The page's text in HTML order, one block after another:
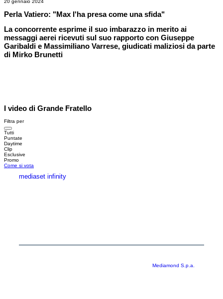
20 gennaio 2024
Perla Vatiero: "Max l'ha presa come una sfida"
La concorrente esprime il suo imbarazzo in merito ai
messaggi aerei ricevuti sul suo rapporto con Giuseppe
Garibaldi e Massimiliano Varrese, giudicati maliziosi da parte
di Mirko Brunetti
I video di Grande Fratello
Filtra per
Tutti
Puntate
Daytime
Clip
Esclusive
Promo
Come si vota
mediaset infinity
Mediamond S.p.a.